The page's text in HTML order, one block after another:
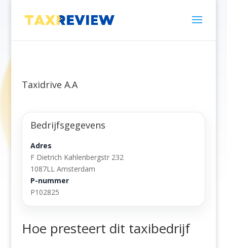
Taxidrive A.A
Bedrijfsgegevens
Adres
F Dietrich Kahlenbergstr 232
1087LL Amsterdam
P-nummer
P102825
Hoe presteert dit taxibedrijf